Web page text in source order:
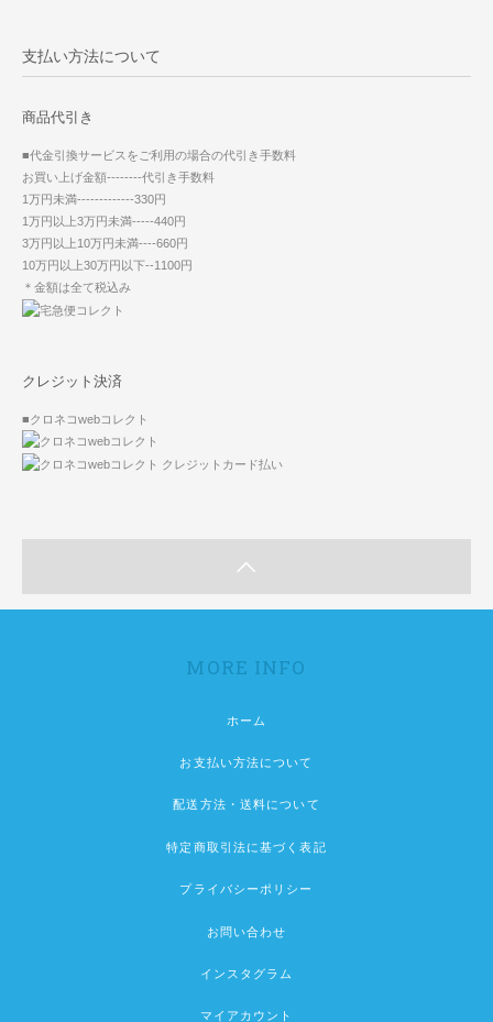
支払い方法について
商品代引き
■代金引換サービスをご利用の場合の代引き手数料
お買い上げ金額--------代引き手数料
1万円未満-------------330円
1万円以上3万円未満-----440円
3万円以上10万円未満----660円
10万円以上30万円以下--1100円
＊金額は全て税込み
クレジット決済
■クロネコwebコレクト
MORE INFO
ホーム
お支払い方法について
配送方法・送料について
特定商取引法に基づく表記
プライバシーポリシー
お問い合わせ
インスタグラム
マイアカウント